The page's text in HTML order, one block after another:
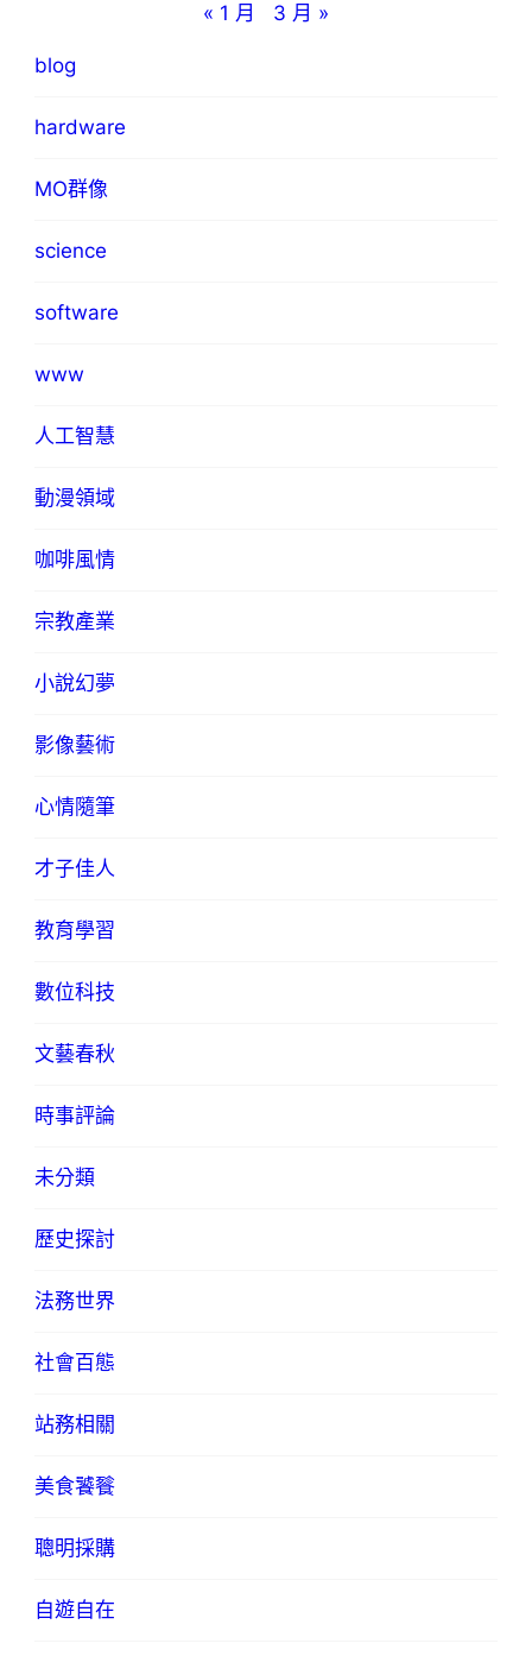
« 1 月
3 月 »
blog
hardware
MO群像
science
software
www
人工智慧
動漫領域
咖啡風情
宗教產業
小說幻夢
影像藝術
心情隨筆
才子佳人
教育學習
數位科技
文藝春秋
時事評論
未分類
歷史探討
法務世界
社會百態
站務相關
美食饕餮
聰明採購
自遊自在